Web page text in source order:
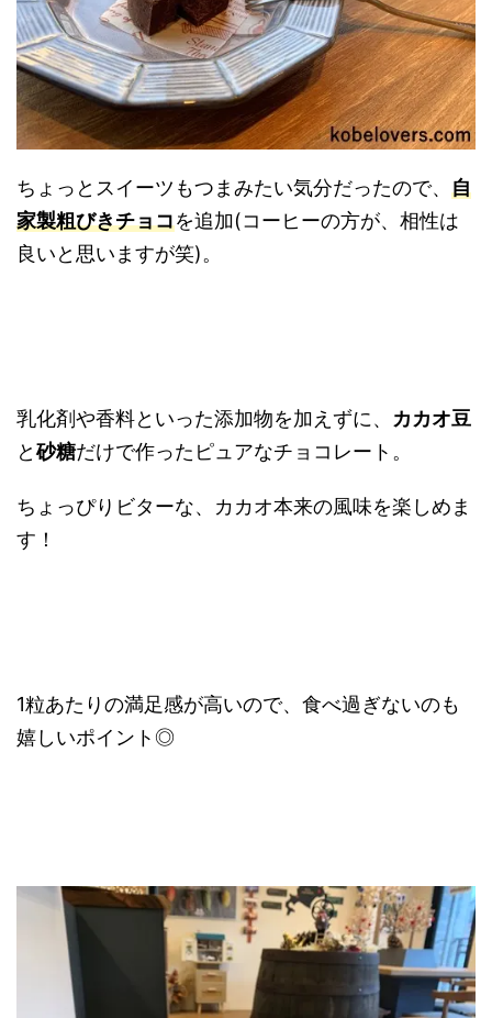
ちょっとスイーツもつまみたい気分だったので、 自
家製粗びきチョコを追加(コーヒーの方が、相性は
良いと思いますが笑)。
乳化剤や香料といった添加物を加えずに、 カカオ豆
と砂糖だけで作ったピュアなチョコレート。
ちょっぴりビターな、カカオ本来の風味を楽しめま
す！
1粒あたりの満足感が高いので、食べ過ぎないのも
嬉しいポイント◎